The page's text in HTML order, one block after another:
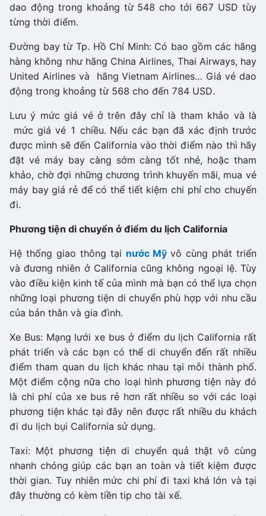
dao động trong khoảng từ 548 cho tới 667 USD tùy
từng thời điểm.
Đường bay từ Tp. Hồ Chí Minh: Có bao gồm các hãng
hàng không như hãng China Airlines, Thai Airways, hay
United Airlines và hãng Vietnam Airlines… Giá vé dao
động trong khoảng từ 568 cho đến 784 USD.
Lưu ý mức giá vé ở trên đây chỉ là tham khảo và là
mức giá vé 1 chiều. Nếu các bạn đã xác định trước
được mình sẽ đến California vào thời điểm nào thì hãy
đặt vé máy bay càng sớm càng tốt nhé, hoặc tham
khảo, chờ đợi những chương trình khuyến mãi, mua vé
máy bay giá rẻ để có thể tiết kiệm chi phí cho chuyến
đi.
Phương tiện di chuyển ở điểm du lịch California
Hệ thống giao thông tại nước Mỹvô cùng phát triển
và đương nhiên ở California cũng không ngoại lệ. Tùy
vào điều kiện kinh tế của mình mà bạn có thể lựa chọn
những loại phương tiện di chuyển phù hợp với nhu cầu
của bản thân và gia đình.
Xe Bus: Mạng lưới xe bus ở điểm du lịch California rất
phát triển và các bạn có thể di chuyển đến rất nhiều
điểm tham quan du lịch khác nhau tại mỗi thành phố.
Một điểm cộng nữa cho loại hình phương tiện này đó
là chi phí của xe bus rẻ hơn rất nhiều so với các loại
phương tiện khác tại đây nên được rất nhiều du khách
đi du lịch bụi California sử dụng.
Taxi: Một phương tiện di chuyển quả thật vô cùng
nhanh chóng giúp các bạn an toàn và tiết kiệm được
thời gian. Tuy nhiên mức chi phí đi taxi khá lớn và tại
đây thường có kèm tiền tip cho tài xế.